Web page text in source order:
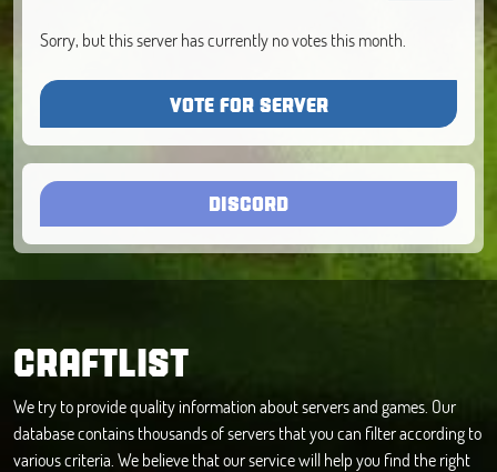
Sorry, but this server has currently no votes this month.
VOTE FOR SERVER
DISCORD
CRAFTLIST
We try to provide quality information about servers and games. Our
database contains thousands of servers that you can filter according to
various criteria. We believe that our service will help you find the right